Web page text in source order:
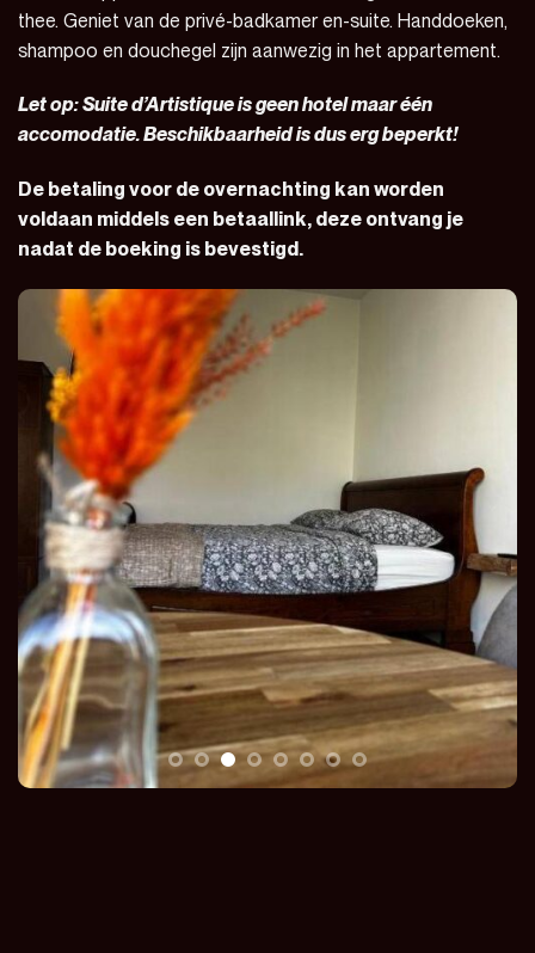
thee. Geniet van de privé-badkamer en-suite. Handdoeken,
shampoo en douchegel zijn aanwezig in het appartement.
Let op: Suite d’Artistique is geen hotel maar één
accomodatie. Beschikbaarheid is dus erg beperkt!
De betaling voor de overnachting kan worden
voldaan middels een betaallink, deze ontvang je
nadat de boeking is bevestigd.